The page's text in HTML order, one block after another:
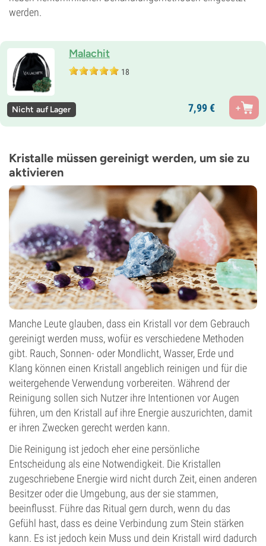
werden.
Malachit
18
Nicht auf Lager 7,99€
Kristalle müssen gereinigt werden, um sie zu
aktivieren
Manche Leute glauben, dass ein Kristall vor dem Gebrauch
gereinigt werden muss, wofür es verschiedene Methoden
gibt. Rauch, Sonnen- oder Mondlicht, Wasser, Erde und
Klang können einen Kristall angeblich reinigen und für die
weitergehende Verwendung vorbereiten. Während der
Reinigung sollen sich Nutzer ihre Intentionen vor Augen
führen, um den Kristall auf ihre Energie auszurichten, damit
er ihren Zwecken gerecht werden kann.
Die Reinigung ist jedoch eher eine persönliche
Entscheidung als eine Notwendigkeit. Die Kristallen
zugeschriebene Energie wird nicht durch Zeit, einen anderen
Besitzer oder die Umgebung, aus der sie stammen,
beeinflusst. Führe das Ritual gern durch, wenn du das
Gefühl hast, dass es deine Verbindung zum Stein stärken
kann. Es ist jedoch kein Muss und dein Kristall wird dadurch